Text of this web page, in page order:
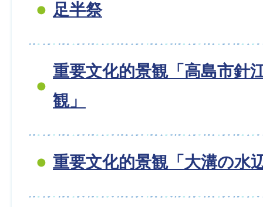
足半祭
重要文化的景観「高島市針
観」
重要文化的景観「大溝の水